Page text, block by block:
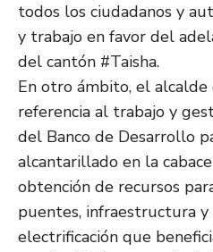
todos los ciudadanos y
y trabajo en favor del
del cantón #Taisha.
En otro ámbito, el alcalde
referencia al trabajo y
del Banco de Desarrollo
alcantarillado en la
obtención de recursos
puentes, infraestructura
electrificación que